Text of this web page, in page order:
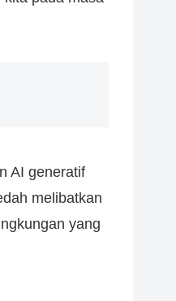
AI generatif
melibatkan
yang